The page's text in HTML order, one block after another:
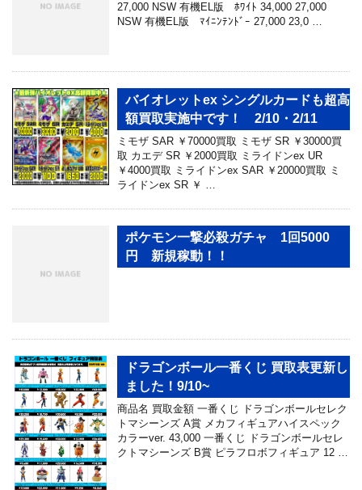
27,000 NSW 有機EL版 ﾎﾜｲﾄ 34,000 27,000
NSW 有機EL版 ﾏｲﾆﾝﾃﾝﾄﾞｰ 27,000 23,0 …
バイオレットex シングルカードも超高
額買取実施中です！ 2/10・2/11
ミモザ SAR ￥70000買取 ミモザ SR ￥30000買
取 カエデ SR ￥2000買取 ミライドンex UR
￥4000買取 ミライドンex SAR ￥20000買取 ミ
ライドンex SR ￥ …
ポケモン一撃必殺ガチャ 1回5000
円 新規稼動！！
ドラゴンボール一番くじ 買取表更新し
ました！9/10~
商品名 買取金額 一番くじ ドラゴンボールセレク
トマシーンズ A賞 メカフィギュアハイスペック
カラーver. 43,000 一番くじ ドラゴンボールセレ
クトマシーンズ B賞 ピラフロボフィギュア 12 …